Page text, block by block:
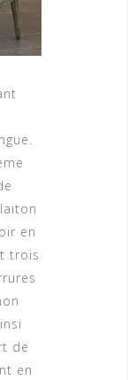
en
trois
de
en